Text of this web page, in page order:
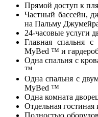
Прямой доступ к
Частный бассейн,
на Пальму
24-часовые услуги
Главная спальня
MyBed ™ и
Одна спальня с
™
Одна спальня с
MyBed ™
Одна комната
Отдельная гостиная
Полностью